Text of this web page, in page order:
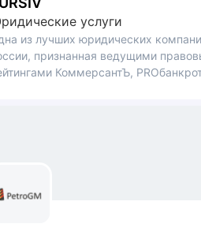
услуги
из лучших юридических
признанная ведущими
КоммерсантЪ,